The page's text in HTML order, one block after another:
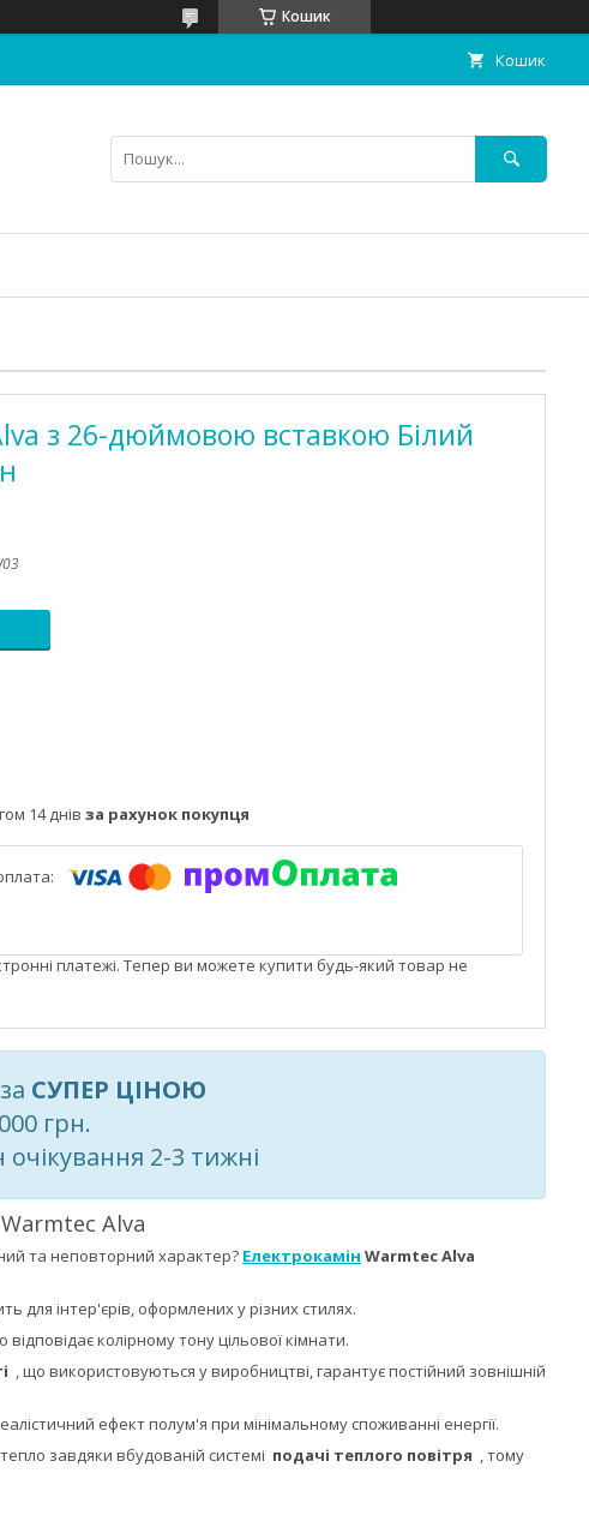
Кошик
Кошик
з 26-дюймовою вставкою Білий
14 днів за рахунок покупця
платежі. Тепер ви можете купити будь-який товар не
СУПЕР ЦІНОЮ
грн.
2-3 тижні
Alva
та неповторний характер? Електрокамін Warmtec Alva
для інтер'єрів, оформлених у різних стилях.
колірному тону цільової кімнати.
, що використовуються у виробництві, гарантує постійний зовнішній
ефект полум'я при мінімальному споживанні енергії.
завдяки вбудованій системі подачі теплого повітря , тому